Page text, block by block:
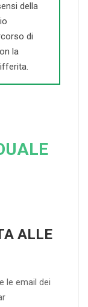
della
di
la
ALLE
le email dei